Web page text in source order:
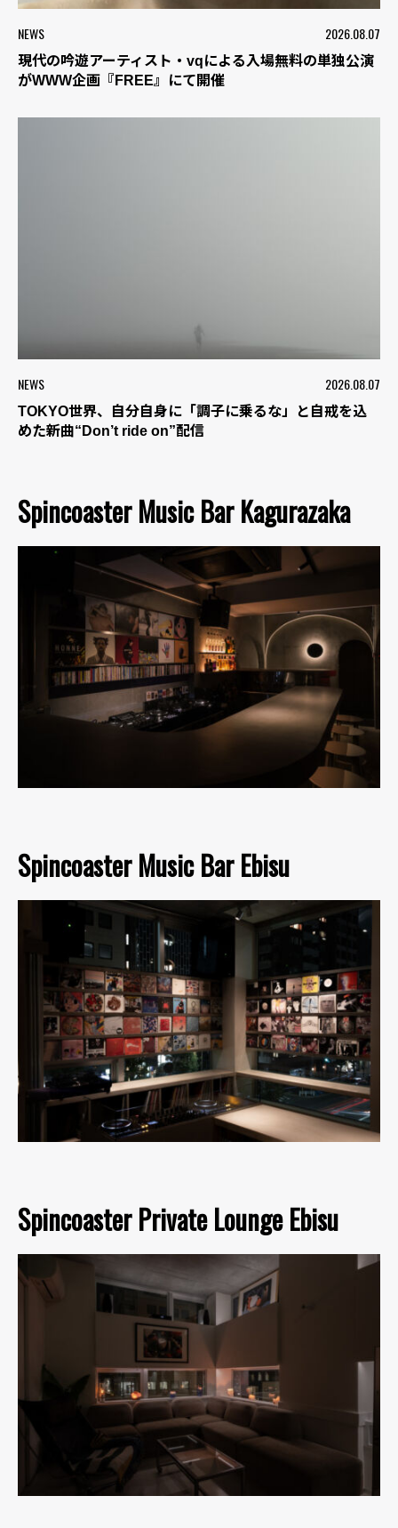
NEWS 2026.08.07
現代の吟遊アーティスト・vqによる入場無料の単独公演
がWWW企画『FREE』にて開催
NEWS 2026.08.07
TOKYO世界、自分自身に「調子に乗るな」と自戒を込
めた新曲“Don’t ride on”配信
Spincoaster Music Bar Kagurazaka
Spincoaster Music Bar Ebisu
Spincoaster Private Lounge Ebisu